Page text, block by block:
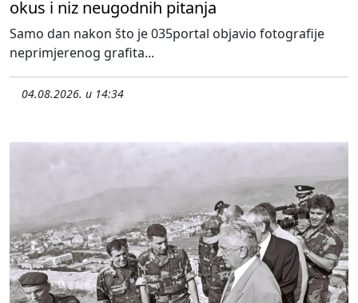
okus i niz neugodnih pitanja
Samo dan nakon što je 035portal objavio fotografije
neprimjerenog grafita...
04.08.2026. u 14:34